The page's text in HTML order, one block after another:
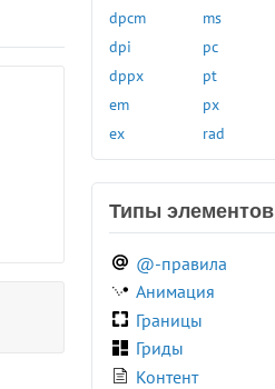
:muted
:not()
:nth-child()
:nth-last-child()
:nth-last-of-type()
:nth-of-type()
:only-child
:only-of-type
:out-of-range
:paused
:picture-in-picture
:placeholder-shown
dpcm
dpi
dppx
em
ex
ms
pc
pt
px
rad
Типы элементов
@-правила
Анимация
Границы
Гриды
Контент